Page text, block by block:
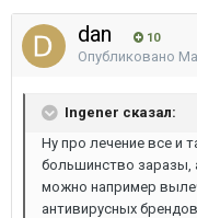
dan 10
Опубликовано
Ingener сказал:
Ну про лечение все и
большинство заразы,
можно например
антивирусных